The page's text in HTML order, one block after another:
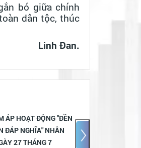
bó giữa chính
dân tộc, thúc
Linh Đan.
ÁP HOẠT ĐỘNG "ĐỀN
ĐÁP NGHĨA" NHÂN
27 THÁNG 7